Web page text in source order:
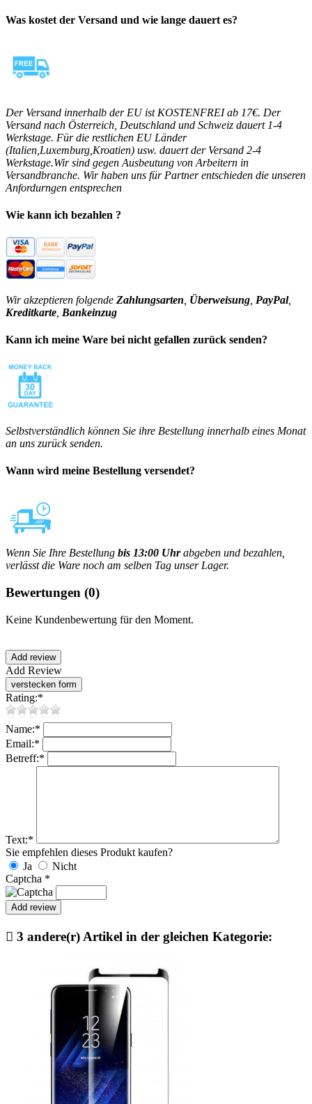
Was kostet der Versand und wie lange dauert es?
Der Versand innerhalb der EU ist KOSTENFREI ab 17€. Der
Versand nach Österreich, Deutschland und Schweiz dauert 1-4
Werkstage. Für die restlichen EU Länder
(Italien,Luxemburg,Kroatien) usw. dauert der Versand 2-4
Werkstage.Wir sind gegen Ausbeutung von Arbeitern in
Versandbranche. Wir haben uns für Partner entschieden die unseren
Anfordurngen entsprechen
Wie kann ich bezahlen ?
Wir akzeptieren folgende Zahlungsarten Überweisung PayPal,
Kreditkarte Bankeinzug
Kann ich meine Ware bei nicht gefallen zurück senden?
Selbstverständlich können Sie ihre Bestellung innerhalb eines Monat
an uns zurück senden.
Wann wird meine Bestellung versendet?
Wenn Sie Ihre Bestellung bis 13:00 Uhrabgeben und bezahlen,
verlässt die Ware noch am selben Tag unser Lager.
Bewertungen (0)
Keine Kundenbewertung für den Moment.
Add Review
Rating:*
Name:*
Email:*
Betreff:*
Text:*
Sie empfehlen dieses Produkt kaufen?
Ja
Nicht
Captcha *
 3 andere(r) Artikel in der gleichen Kategorie: